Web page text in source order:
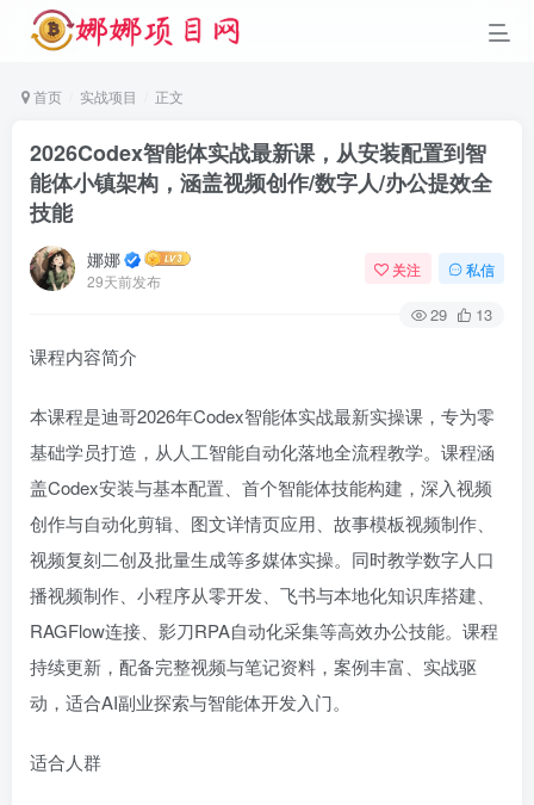
首页 实战项目 正文
2026Codex智能体实战最新课，从安装配置到智
能体小镇架构，涵盖视频创作/数字人/办公提效全
技能
娜娜
29天前发布
关注 私信
29 13
课程内容简介
本课程是迪哥2026年Codex智能体实战最新实操课，专为零
基础学员打造，从人工智能自动化落地全流程教学。课程涵
盖Codex安装与基本配置、首个智能体技能构建，深入视频
创作与自动化剪辑、图文详情页应用、故事模板视频制作、
视频复刻二创及批量生成等多媒体实操。同时教学数字人口
播视频制作、小程序从零开发、飞书与本地化知识库搭建、
RAGFlow连接、影刀RPA自动化采集等高效办公技能。课程
持续更新，配备完整视频与笔记资料，案例丰富、实战驱
动，适合AI副业探索与智能体开发入门。
适合人群